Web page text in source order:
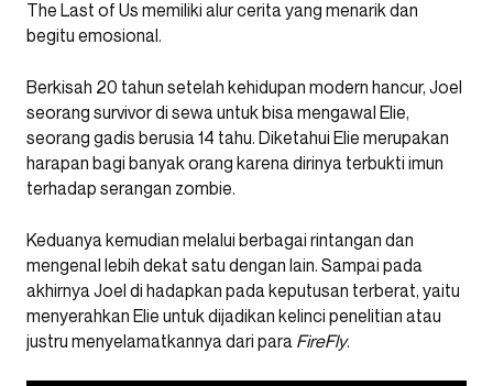
The Last of Us memiliki alur cerita yang menarik dan
begitu emosional.
Berkisah 20 tahun setelah kehidupan modern hancur, Joel
seorang survivor di sewa untuk bisa mengawal Elie,
seorang gadis berusia 14 tahu. Diketahui Elie merupakan
harapan bagi banyak orang karena dirinya terbukti imun
terhadap serangan zombie.
Keduanya kemudian melalui berbagai rintangan dan
mengenal lebih dekat satu dengan lain. Sampai pada
akhirnya Joel di hadapkan pada keputusan terberat, yaitu
menyerahkan Elie untuk dijadikan kelinci penelitian atau
justru menyelamatkannya dari para FireFly.